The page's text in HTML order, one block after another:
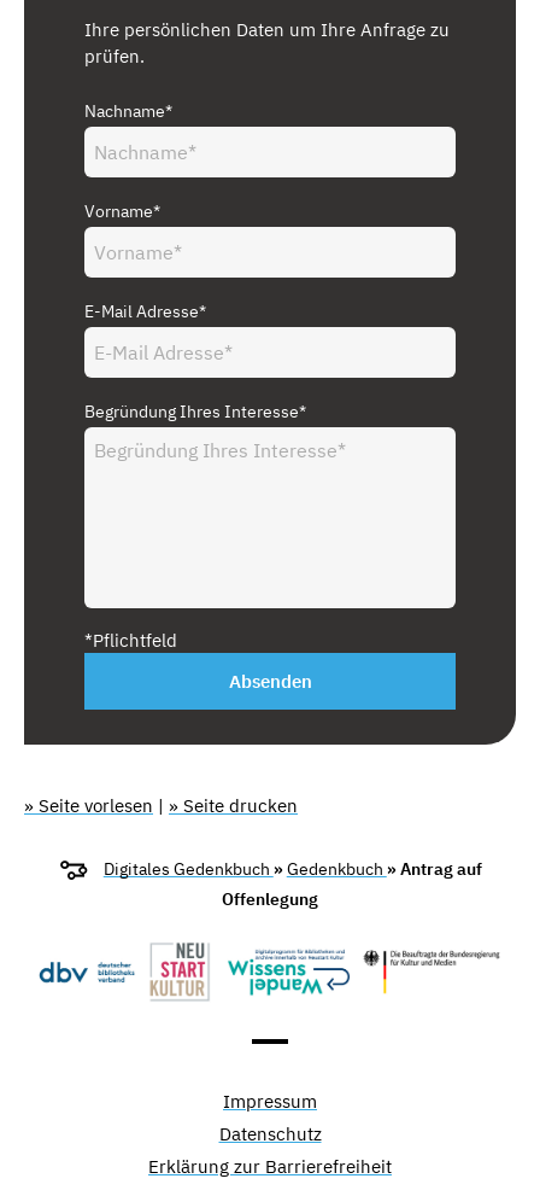
Ihre persönlichen Daten um Ihre Anfrage zu
prüfen.
Nachname*
Vorname*
E-Mail Adresse*
Begründung Ihres Interesse*
*Pflichtfeld
Absenden
» Seite vorlesen | » Seite drucken
Digitales Gedenkbuch »Gedenkbuch » Antrag auf
Offenlegung
Impressum
Datenschutz
Erklärung zur Barrierefreiheit